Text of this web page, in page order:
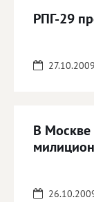
РПГ-29
27.10.2009
В Москве